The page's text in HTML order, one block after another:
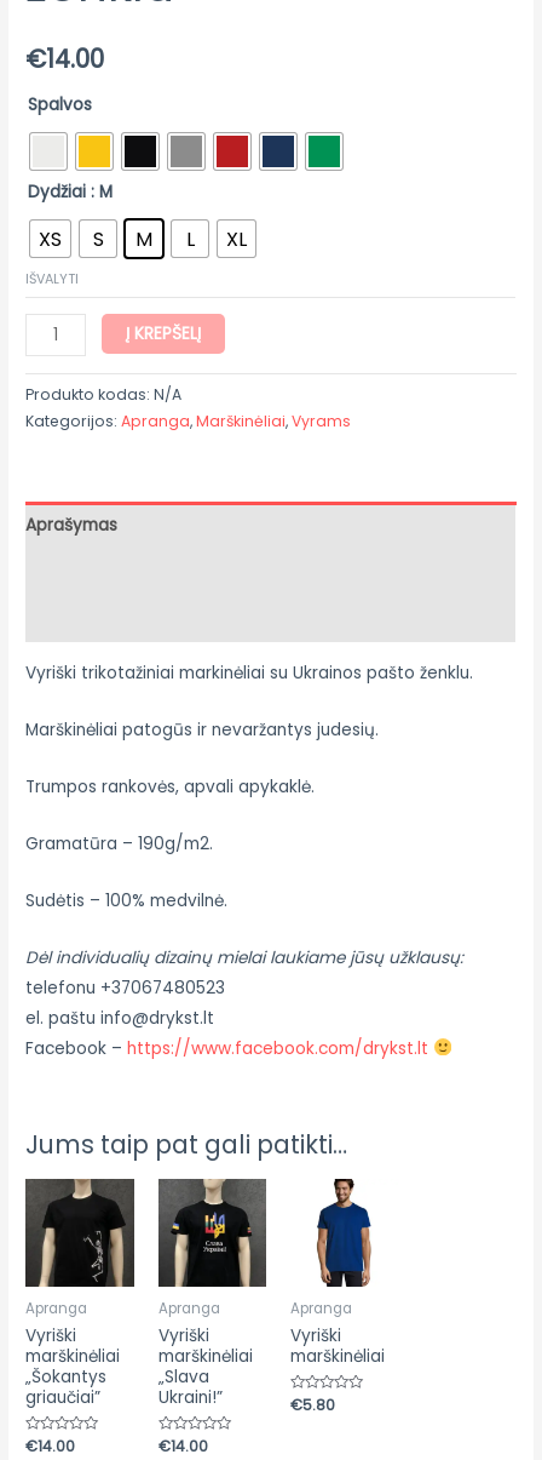
€14.00
Spalvos
Dydžiai : M
XS S M L XL
IŠVALYTI
Į KREPŠELĮ
Produkto kodas:N/A
Kategorijos:Apranga,Marškinėliai,Vyrams
Aprašymas
Vyriški trikotažiniai markinėliai su Ukrainos pašto ženklu.
Marškinėliai patogūs ir nevaržantys judesių.
Trumpos rankovės, apvali apykaklė.
Gramatūra – 190g/m2.
Sudėtis – 100% medvilnė.
Dėl individualių dizainų mielai laukiame jūsų užklausų:
telefonu +37067480523
el. paštu info@drykst.lt
Facebook –https://www.facebook.com/drykst.lt
Jums taip pat gali patikti…
Apranga
Vyriški
marškinėliai
„Šokantys
griaučiai”
Įvertinimas:
€14.00
Apranga
Vyriški
marškinėliai
„Slava
Ukraini!”
Įvertinimas:
€14.00
Apranga
Vyriški
marškinėliai
Įvertinimas:
€5.80